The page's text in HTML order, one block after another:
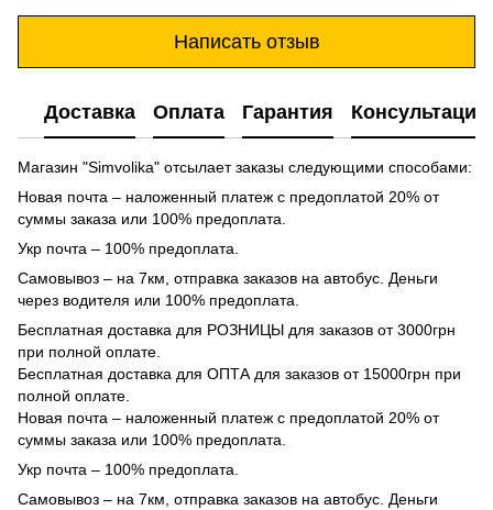
Написать отзыв
Доставка Оплата Гарантия Консультация
Магазин "Simvolika" отсылает заказы следующими способами:
Новая почта – наложенный платеж с предоплатой 20% от
суммы заказа или 100% предоплата.
Укр почта – 100% предоплата.
Самовывоз – на 7км, отправка заказов на автобус. Деньги
через водителя или 100% предоплата.
Бесплатная доставка для РОЗНИЦЫ для заказов от 3000грн
при полной оплате.
Бесплатная доставка для ОПТА для заказов от 15000грн при
полной оплате.
Новая почта – наложенный платеж с предоплатой 20% от
суммы заказа или 100% предоплата.
Укр почта – 100% предоплата.
Самовывоз – на 7км, отправка заказов на автобус. Деньги